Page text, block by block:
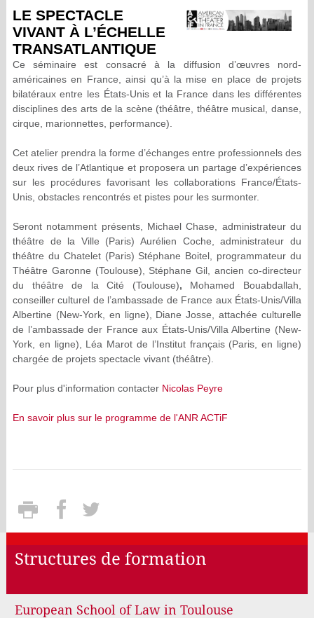
LE SPECTACLE
VIVANT À L’ÉCHELLE
TRANSATLANTIQUE
Ce séminaire est consacré à la diffusion d’œuvres nord-
américaines en France, ainsi qu’à la mise en place de projets
bilatéraux entre les États-Unis et la France dans les différentes
disciplines des arts de la scène (théâtre, théâtre musical, danse,
cirque, marionnettes, performance).
Cet atelier prendra la forme d’échanges entre professionnels des
deux rives de l’Atlantique et proposera un partage d’expériences
sur les procédures favorisant les collaborations France/États-
Unis, obstacles rencontrés et pistes pour les surmonter.
Seront notamment présents, Michael Chase, administrateur du
théâtre de la Ville (Paris) Aurélien Coche, administrateur du
théâtre du Chatelet (Paris) Stéphane Boitel, programmateur du
Théâtre Garonne (Toulouse), Stéphane Gil,
ancien co-directeur
du théâtre de la Cité (Toulouse), Mohamed Bouabdallah,
conseiller culturel de l’ambassade de France aux États-Unis/Villa
Albertine (New-York, en ligne), Diane Josse, attachée culturelle
de l’ambassade der France aux États-Unis/Villa Albertine (New-
York, en ligne), Léa Marot de l’Institut français (Paris, en ligne)
chargée de projets spectacle vivant (théâtre).
Pour plus d'information contacter Nicolas Peyre
En savoir plus sur le programme de l'ANR ACTiF
Structures de formation
European School of Law in Toulouse